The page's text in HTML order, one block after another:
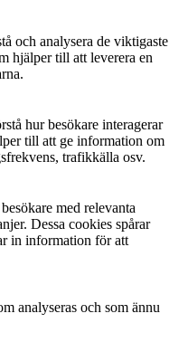
och analysera de viktigaste
hjälper till att leverera en
hur besökare interagerar
till att ge information om
trafikkälla osv.
med relevanta
Dessa cookies spårar
in information för att
analyseras och som ännu